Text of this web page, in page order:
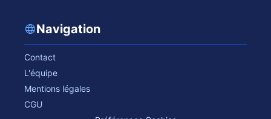
Navigation
Contact
L'équipe
Mentions légales
CGU